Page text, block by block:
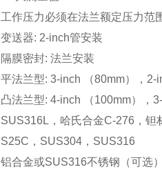
工作压力必须在法兰额定压力范
变送器: 2-inch管安装
隔膜密封: 法兰安装
平法兰型: 3-inch （80mm），2-
凸法兰型: 4-inch （100mm），
SUS316L，哈氏合金C-276，钽
S25C，SUS304，SUS316
铝合金或SUS316不锈钢（可选）